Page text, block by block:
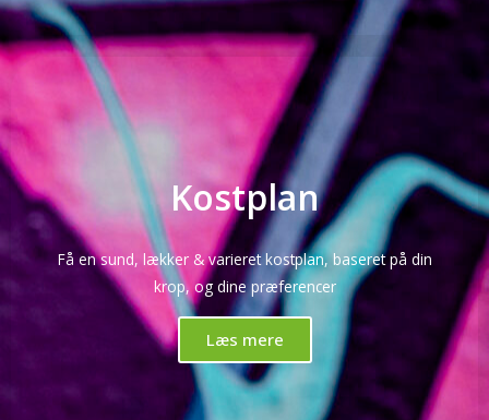
Kostplan
Få en sund, lækker & varieret kostplan, baseret på din
krop, og dine præferencer
Læs mere